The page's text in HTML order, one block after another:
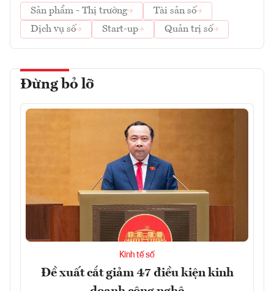
Sản phẩm - Thị trường
Tài sản số
Dịch vụ số
Start-up Quản trị số
Đừng bỏ lỡ
Kinh tế số
Đề xuất cắt giảm 47 điều kiện kinh